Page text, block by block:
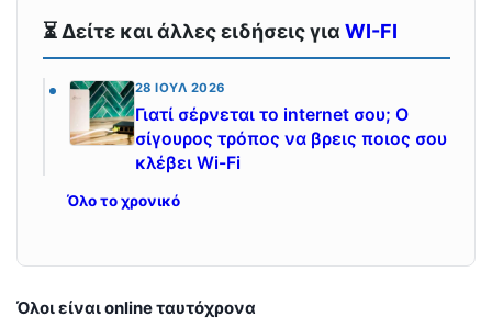
⏳ Δείτε και άλλες ειδήσεις για WI-FI
28 ΙΟΎΛ 2026
Γιατί σέρνεται το internet σου; Ο
σίγουρος τρόπος να βρεις ποιος σου
κλέβει Wi-Fi
Όλο το χρονικό
Όλοι είναι online ταυτόχρονα